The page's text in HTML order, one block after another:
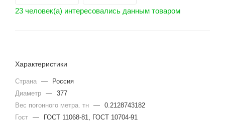
23 человек(а) интересовались данным товаром
Характеристики
Страна —
Россия
Диаметр — 377
Вес погонного метра. тн — 0.2128743182
Гост —
ГОСТ 11068-81, ГОСТ 10704-91